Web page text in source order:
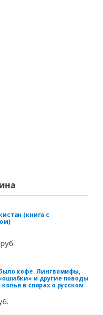
(книга с
кофе. Лингвомифы,
и другие поводы
в спорах о русском